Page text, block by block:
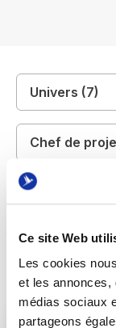
Ce site Web
Les cookies
et les annonces,
médias sociaux
partageons